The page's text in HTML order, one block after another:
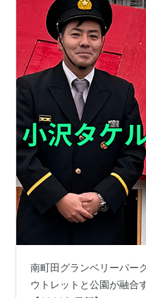
南町田グランベリーパー
ウトレットと公園が融合